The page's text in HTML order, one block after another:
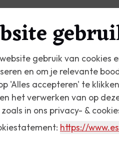
gebruik van cookies
en om je relevante
'Alles accepteren' te
het verwerken van op
in ons privacy- &
https://
Plan je bezoek Zien &